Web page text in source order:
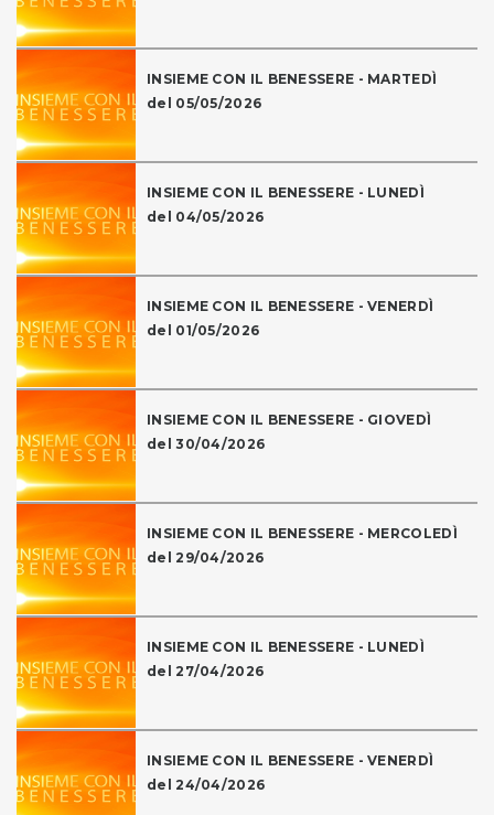
INSIEME CON IL BENESSERE - MARTEDÌ
del 05/05/2026
INSIEME CON IL BENESSERE - LUNEDÌ
del 04/05/2026
INSIEME CON IL BENESSERE - VENERDÌ
del 01/05/2026
INSIEME CON IL BENESSERE - GIOVEDÌ
del 30/04/2026
INSIEME CON IL BENESSERE - MERCOLEDÌ
del 29/04/2026
INSIEME CON IL BENESSERE - LUNEDÌ
del 27/04/2026
INSIEME CON IL BENESSERE - VENERDÌ
del 24/04/2026